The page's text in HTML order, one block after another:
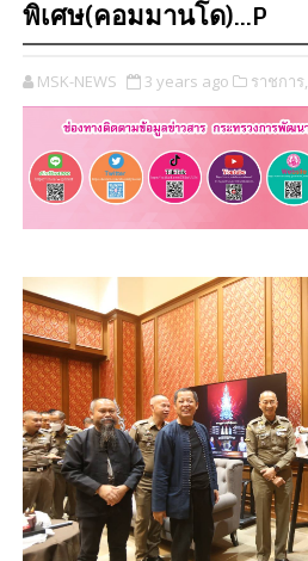
พิเศษ(คอมมานโด)...P
MSK-NEWS 3 years ago ราชการ,